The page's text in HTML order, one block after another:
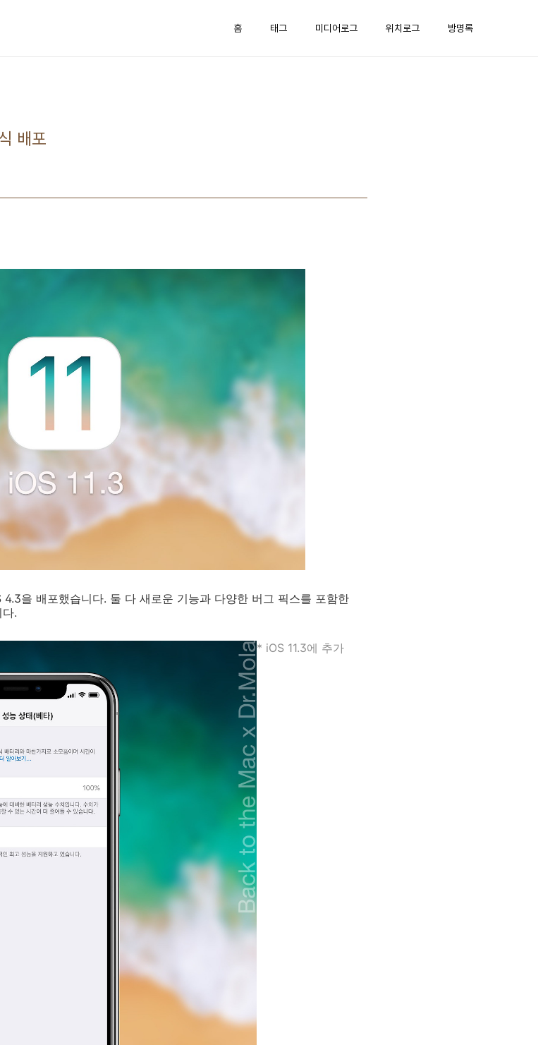
홈 태그 미디어로그 위치로그 방명록
배포
을 배포했습니다. 둘 다 새로운 기능과 다양한 버그 픽스를 포함한
.
* iOS 11.3에 추가